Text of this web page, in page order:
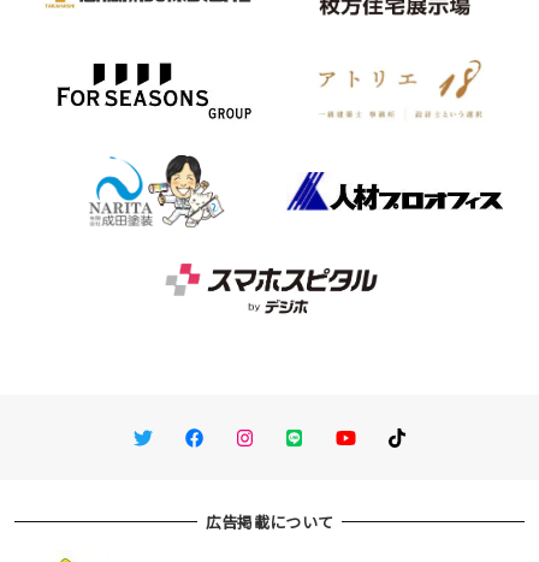
TwitterFacebookInstagram
LINE You TubeTikTok
広告掲載について